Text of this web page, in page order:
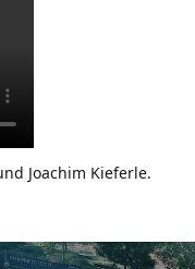
Joachim Kieferle.